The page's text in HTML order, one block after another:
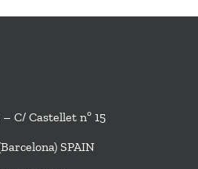
C/ Castellet nº 15
SPAIN